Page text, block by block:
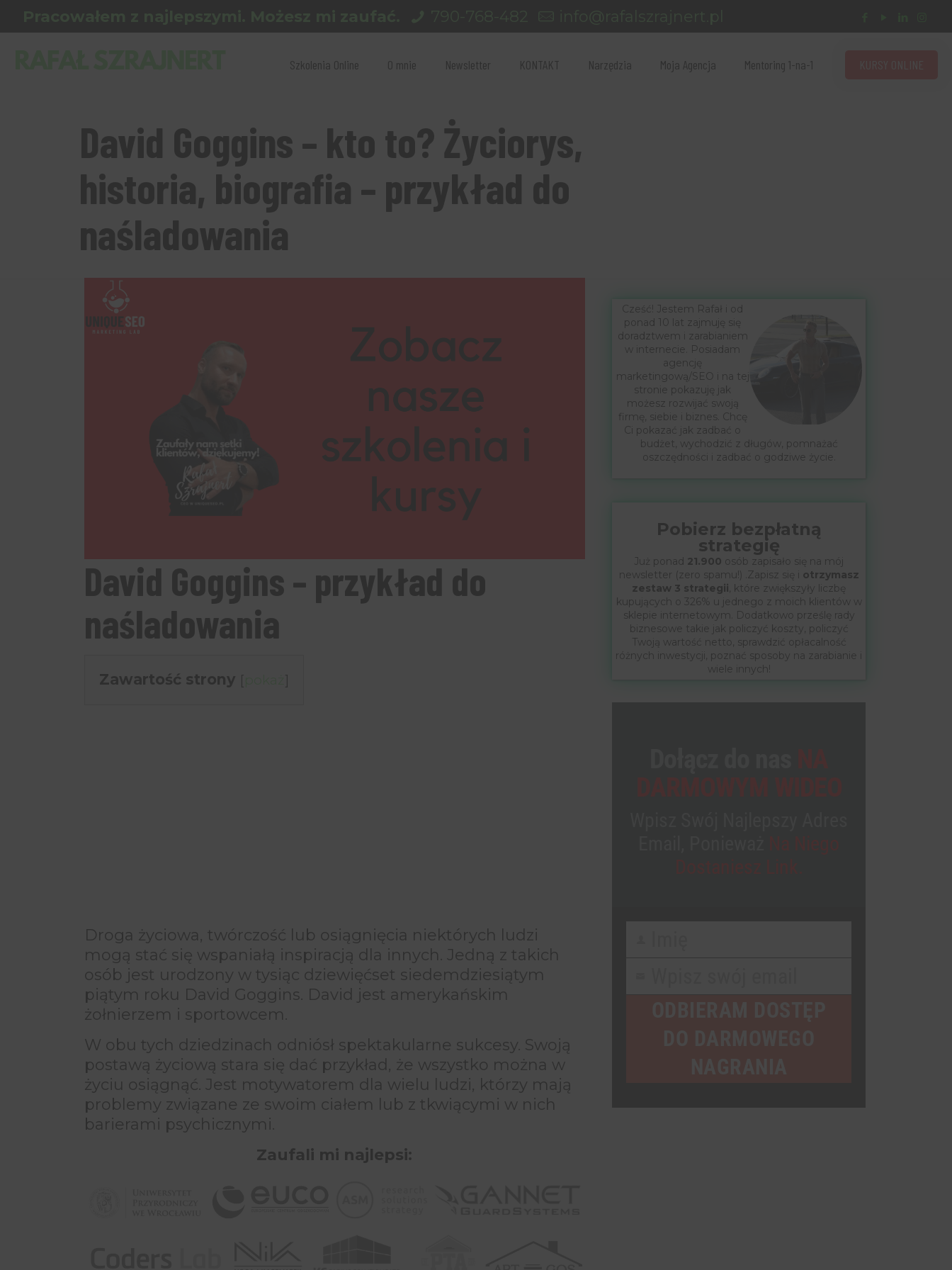
Szkolenia Online O mnie Newsletter KONTAKT Narzędzia Moja Agencja Mentoring 1-na-1
David Goggins – kto to? Życiorys,
historia, biografia – przykład do
naśladowania
David Goggins – przykład do
naśladowania
Zawartość strony [ ]
Droga życiowa, twórczość lub osiągnięcia niektórych ludzi
mogą stać się wspaniałą inspiracją dla innych. Jedną z takich
osób jest urodzony w tysiąc dziewięćset siedemdziesiątym
piątym roku David Goggins. David jest amerykańskim
żołnierzem i sportowcem.
W obu tych dziedzinach odniósł spektakularne sukcesy. Swoją
postawą życiową stara się dać przykład, że wszystko można w
życiu osiągnąć. Jest motywatorem dla wielu ludzi, którzy mają
problemy związane ze swoim ciałem lub z tkwiącymi w nich
barierami psychicznymi.
Zaufali mi najlepsi:
Cześć! Jestem Rafał i od
ponad 10 lat zajmuję się
doradztwem i zarabianiem
w internecie. Posiadam
agencję
marketingową/SEO i na tej
stronie pokazuję jak
możesz rozwijać swoją
firmę, siebie i biznes. Chcę
Ci pokazać jak zadbać o
budżet, wychodzić z długów, pomnażać
oszczędności i zadbać o godziwe życie.
Pobierz bezpłatną
strategię
Już ponad 21.900 osób zapisało się na mój
newsletter (zero spamu!) .Zapisz się i otrzymasz
zestaw 3 strategii
, które zwiększyły liczbę
kupujących o 326% u jednego z moich klientów w
sklepie internetowym. Dodatkowo prześlę rady
biznesowe takie jak policzyć koszty, policzyć
Twoją wartość netto, sprawdzić opłacalność
różnych inwestycji, poznać sposoby na zarabianie i
wiele innych!